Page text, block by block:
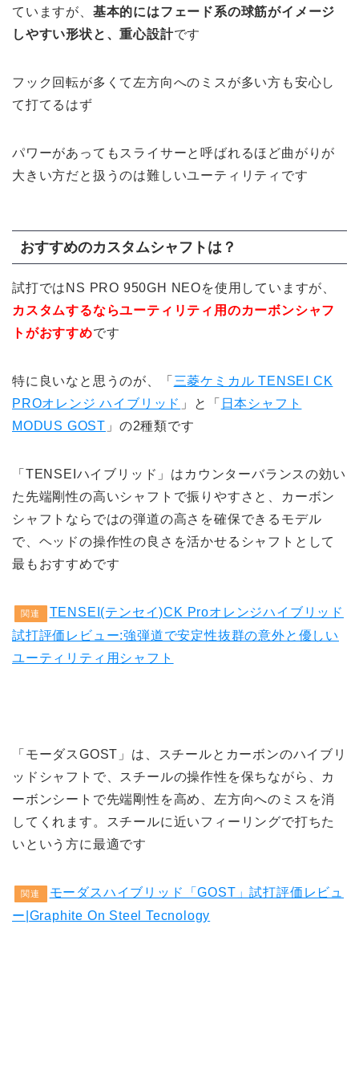
ていますが、 基本的にはフェード系の球筋がイメージ
しやすい形状と、重心設計です
フック回転が多くて左方向へのミスが多い方も安心し
て打てるはず
パワーがあってもスライサーと呼ばれるほど曲がりが
大きい方だと扱うのは難しいユーティリティです
おすすめのカスタムシャフトは？
試打ではNS PRO 950GH NEOを使用していますが、
カスタムするならユーティリティ用のカーボンシャフ
トがおすすめです
特に良いなと思うのが、「 三菱ケミカル TENSEI CK
PROオレンジ ハイブリッド 」と「 日本シャフト
MODUS GOST 」の2種類です
「TENSEIハイブリッド」はカウンターバランスの効い
た先端剛性の高いシャフトで振りやすさと、カーボン
シャフトならではの弾道の高さを確保できるモデル
で、ヘッドの操作性の良さを活かせるシャフトとして
最もおすすめです
関連
TENSEI(テンセイ)CK Proオレンジハイブリッド
試打評価レビュー:強弾道で安定性抜群の意外と優しい
ユーティリティ用シャフト
「モーダスGOST」は、スチールとカーボンのハイブリ
ッドシャフトで、スチールの操作性を保ちながら、カ
ーボンシートで先端剛性を高め、左方向へのミスを消
してくれます。スチールに近いフィーリングで打ちた
いという方に最適です
関連
モーダスハイブリッド「GOST」試打評価レビュ
ー|Graphite On Steel Tecnology